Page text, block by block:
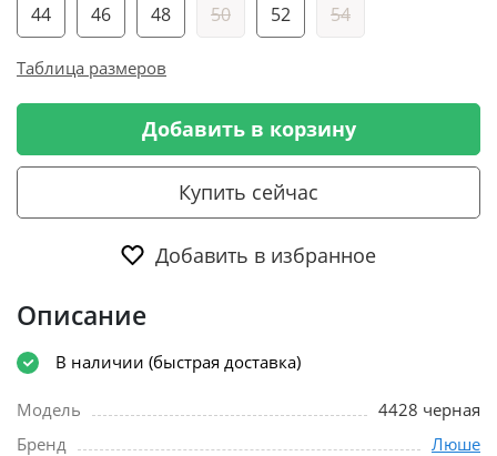
44 46 48 50 52 54
Таблица размеров
Добавить в корзину
Купить сейчас
Добавить в избранное
Описание
В наличии (быстрая доставка)
Модель
4428 черная
Бренд
Люше